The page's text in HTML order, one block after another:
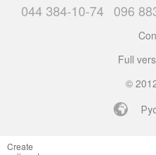
044 384-10-74 096
Full
©
Create